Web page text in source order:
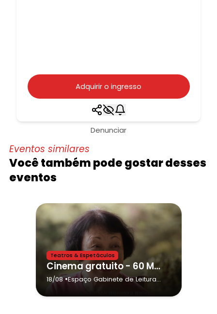
Adquirir o ingresso
Denunciar
Eventos similares
Você também pode gostar desses
eventos
Teatros & Espetáculos
Cinema gratuito - 60 MULHERES – O BRILHO DAS COREANAS-BRASILEIRAS
18/08•Espaço Gabinete de Leitura